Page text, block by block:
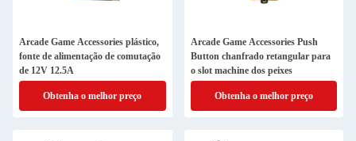
Arcade Game Accessories plástico,
fonte de alimentação de comutação
de 12V 12.5A
Obtenha o melhor preço
Arcade Game Accessories Push
Button chanfrado retangular para
o slot machine dos peixes
Obtenha o melhor preço